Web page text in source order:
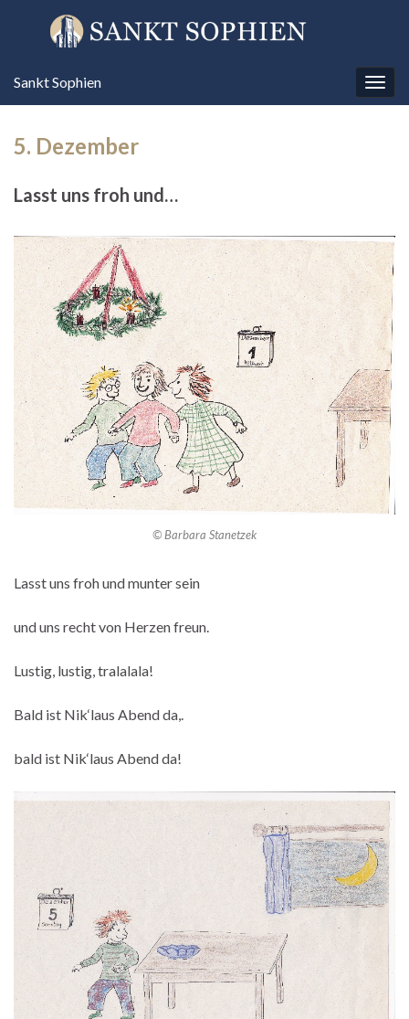
Sankt Sophien
5. Dezember
Lasst uns froh und…
© Barbara Stanetzek
Lasst uns froh und munter sein
und uns recht von Herzen freun.
Lustig, lustig, tralalala!
Bald ist Nik‘laus Abend da,.
bald ist Nik‘laus Abend da!